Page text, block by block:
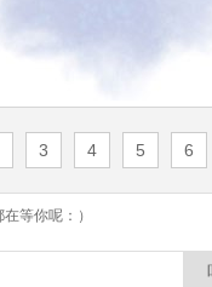
3 4 5 6
等你呢：）